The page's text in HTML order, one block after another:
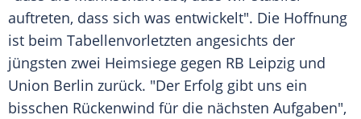
auftreten, dass sich was entwickelt". Die Hoffnung
ist beim Tabellenvorletzten angesichts der
jüngsten zwei Heimsiege gegen RB Leipzig und
Union Berlin zurück. "Der Erfolg gibt uns ein
bisschen Rückenwind für die nächsten Aufgaben",